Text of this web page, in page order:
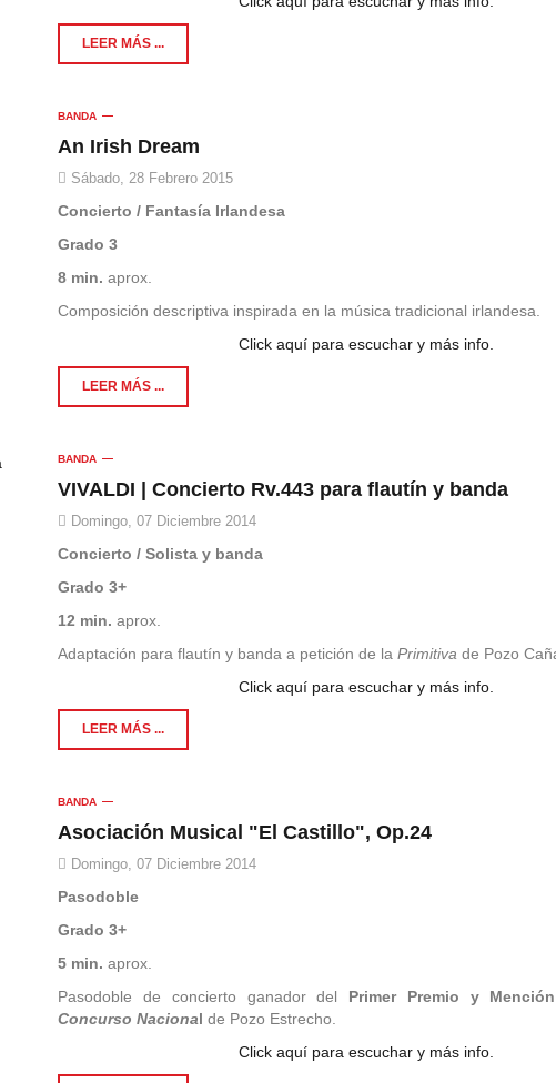
LEER MÁS ...
BANDA
An Irish Dream
Sábado, 28 Febrero 2015
Concierto / Fantasía Irlandesa
Grado 3
8 min. aprox.
Composición descriptiva inspirada en la música tradicional irlandesa.
Click aquí para escuchar y más info.
LEER MÁS ...
BANDA
VIVALDI | Concierto Rv.443 para flautín y banda
Domingo, 07 Diciembre 2014
Concierto / Solista y banda
Grado 3+
12 min. aprox.
Adaptación para flautín y banda a petición de laPrimitiva de Pozo
Click aquí para escuchar y más info.
LEER MÁS ...
BANDA
Asociación Musical "El Castillo", Op.24
Domingo, 07 Diciembre 2014
Pasodoble
Grado 3+
5 min. aprox.
Pasodoble de concierto ganador del Primer Premio y
Concurso Nacionalde Pozo Estrecho.
Click aquí para escuchar y más info.